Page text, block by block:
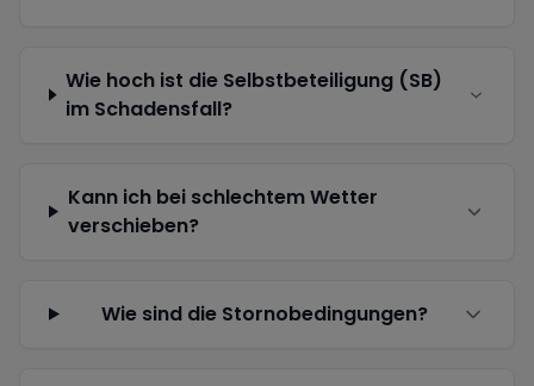
Wie hoch ist die Selbstbeteiligung (SB)
im Schadensfall?
Kann ich bei schlechtem Wetter
verschieben?
Wie sind die Stornobedingungen?